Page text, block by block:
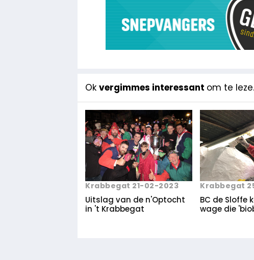
Ok vergimmes interessant om te
Krabbegat 21-02-2023
Uitslag van de n'Optocht
in 't Krabbegat
Krabbegat
BC de Sloffe
wage die